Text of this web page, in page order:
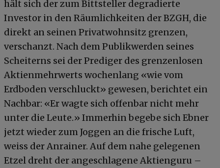
hält sich der zum Bittsteller degradierte
Investor in den Räumlichkeiten der BZGH, die
direkt an seinen Privatwohnsitz grenzen,
verschanzt. Nach dem Publikwerden seines
Scheiterns sei der Prediger des grenzenlosen
Aktienmehrwerts wochenlang «wie vom
Erdboden verschluckt» gewesen, berichtet ein
Nachbar: «Er wagte sich offenbar nicht mehr
unter die Leute.» Immerhin begebe sich Ebner
jetzt wieder zum Joggen an die frische Luft,
weiss der Anrainer. Auf dem nahe gelegenen
Etzel dreht der angeschlagene Aktienguru –